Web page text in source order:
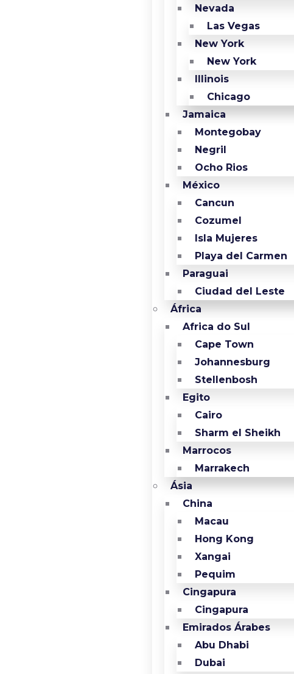
Nevada
Las Vegas
New York
New York
Illinois
Chicago
Jamaica
Montegobay
Negril
Ocho Rios
México
Cancun
Cozumel
Isla Mujeres
Playa del Carmen
Paraguai
Ciudad del Leste
África
Africa do Sul
Cape Town
Johannesburg
Stellenbosh
Egito
Cairo
Sharm el Sheikh
Marrocos
Marrakech
Ásia
China
Macau
Hong Kong
Xangai
Pequim
Cingapura
Cingapura
Emirados Árabes
Abu Dhabi
Dubai